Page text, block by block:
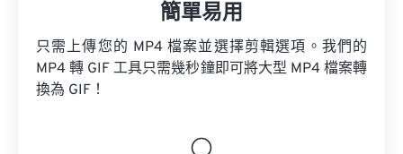
簡單易用
只需上傳您的 MP4 檔案並選擇剪輯選項。我們的
MP4 轉 GIF 工具只需幾秒鐘即可將大型 MP4 檔案轉
換為 GIF！